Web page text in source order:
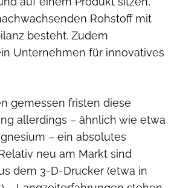
Rohstoff mit
besteht. Zudem
Unternehmen für innovatives
gemessen fristen diese
allerdings – ähnlich wie etwa
– ein absolutes
neu am Markt sind
dem 3-D-Drucker (etwa in